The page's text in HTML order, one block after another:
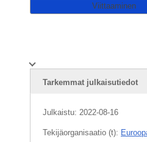
Viittaaminen
Tarkemmat julkaisutiedot
Julkaistu: 2022-08-16
Tekijäorganisaatio (t):